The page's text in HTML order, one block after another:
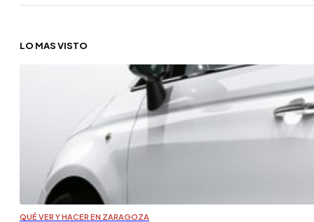
LO MÁS VISTO
QUÉ VER Y HACER EN ZARAGOZA